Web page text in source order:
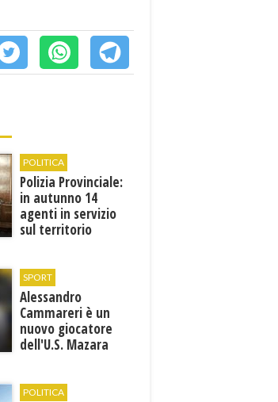
POLITICA
Polizia Provinciale:
in autunno 14
agenti in servizio
sul territorio
SPORT
Alessandro
Cammareri è un
nuovo giocatore
dell'U.S. Mazara
POLITICA